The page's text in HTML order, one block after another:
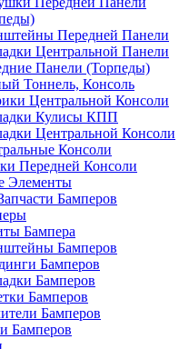
Передней Панели
Центральной Панели
Панели (Торпеды)
Тоннель, Консоль
Центральной Консоли
Кулисы КПП
Центральной Консоли
Консоли
Передней Консоли
Элементы
Бамперов
Бампера
Бамперов
Бамперов
Бамперов
Бамперов
Бамперов
Бамперов